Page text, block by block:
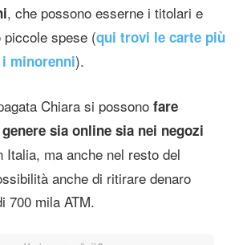
, che possono esserne i titolari e
spese (qui trovi le carte più
minorenni).
Chiara si possono fare
sia online sia nei negozi
Italia, ma anche nel resto del
anche di ritirare denaro
700 mila ATM.